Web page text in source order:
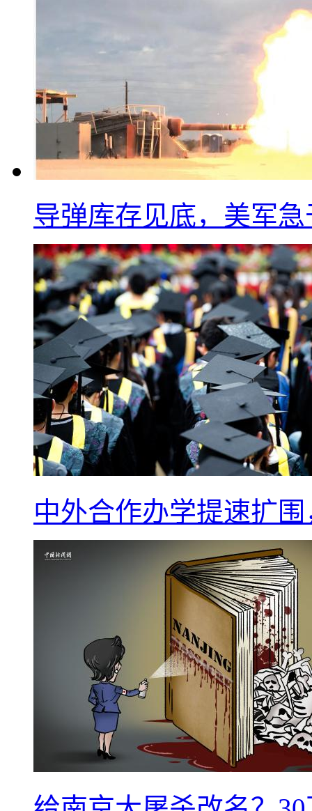
导弹库存见底，美军
中外合作办学提速扩